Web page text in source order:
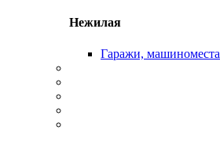
Нежилая
Гаражи, машиноместа